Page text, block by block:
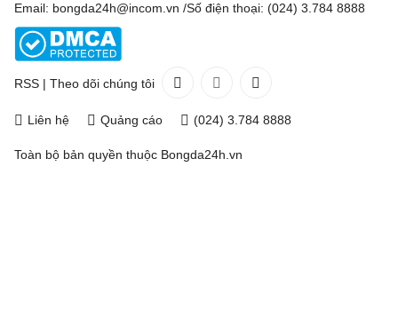
Email: bongda24h@incom.vn /Số điện thoại: (024) 3.784 8888
RSS | Theo dõi chúng tôi
Liên hệ Quảng cáo (024) 3.784 8888
Toàn bộ bản quyền thuộc Bongda24h.vn